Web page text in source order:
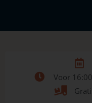
Voor